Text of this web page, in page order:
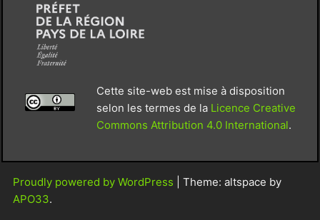
Cette site-web est mise à disposition
selon les termes de la Licence Creative
Commons Attribution 4.0 International.
Proudly powered by WordPress
Theme: altspace by
APO33.